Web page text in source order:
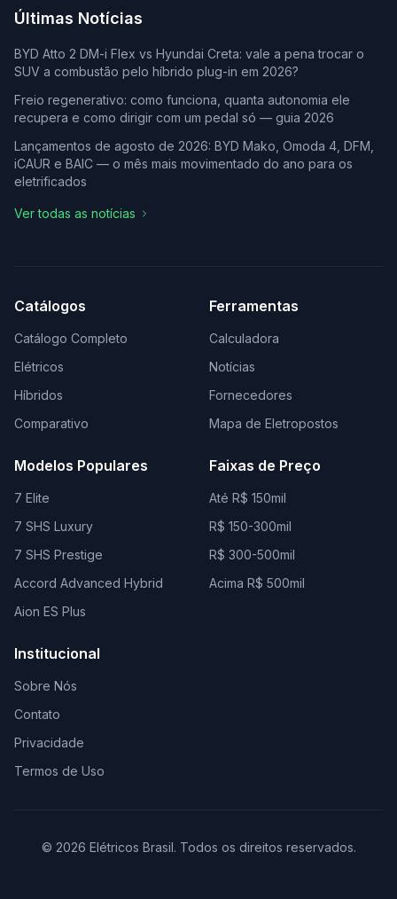
Últimas Notícias
BYD Atto 2 DM-i Flex vs Hyundai Creta: vale a pena trocar o
SUV a combustão pelo híbrido plug-in em 2026?
Freio regenerativo: como funciona, quanta autonomia ele
recupera e como dirigir com um pedal só — guia 2026
Lançamentos de agosto de 2026: BYD Mako, Omoda 4, DFM,
iCAUR e BAIC — o mês mais movimentado do ano para os
eletrificados
Ver todas as notícias
Catálogos
Catálogo Completo
Elétricos
Híbridos
Comparativo
Ferramentas
Calculadora
Notícias
Fornecedores
Mapa de Eletropostos
Modelos Populares
7 Elite
7 SHS Luxury
7 SHS Prestige
Accord Advanced Hybrid
Aion ES Plus
Faixas de Preço
Até R$ 150mil
R$ 150-300mil
R$ 300-500mil
Acima R$ 500mil
Institucional
Sobre Nós
Contato
Privacidade
Termos de Uso
© 2026 Elétricos Brasil. Todos os direitos reservados.